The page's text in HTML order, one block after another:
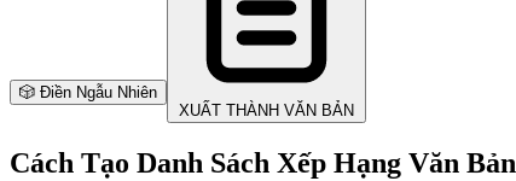
🎲 Điền Ngẫu Nhiên
XUẤT THÀNH VĂN BẢN
Cách Tạo Danh Sách Xếp Hạng Văn Bản